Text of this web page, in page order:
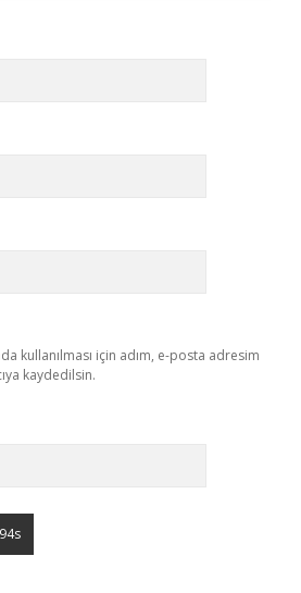
kullanılması için adım, e-posta adresim
kaydedilsin.